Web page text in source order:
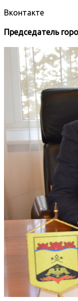
Вконтакте
Председатель